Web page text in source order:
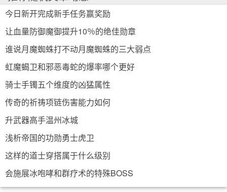
今日新开完成新手任务赢奖励
让血量防御魔御提升10％的绝佳勋章
谁说月魔蜘蛛打不动月魔蜘蛛的三大弱点
虹魔蝎卫和邪恶毒蛇的爆率哪个更好
骑士手镯五个维度的凶猛属性
传奇的祈祷项链伤害能力如何
升武器高手温州冰城
浅析帝国的功勋勇士虎卫
这样的道士穿搭属于什么级别
会施展冰咆哮和群疗术的特殊BOSS